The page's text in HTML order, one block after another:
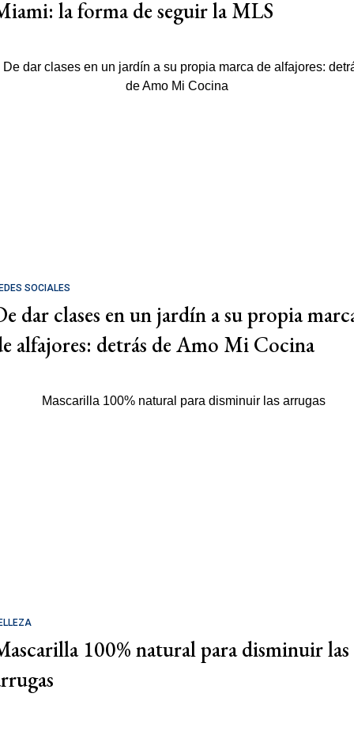
la forma de seguir la MLS
SOCIALES
dar clases en un jardín a su propia
alfajores: detrás de Amo Mi Cocina
100% natural para disminuir las